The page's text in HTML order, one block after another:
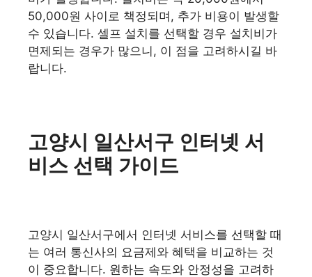
50,000원 사이로 책정되며, 추가 비용이 발생할
수 있습니다. 셀프 설치를 선택할 경우 설치비가
면제되는 경우가 많으니, 이 점을 고려하시길 바
랍니다.
고양시 일산서구 인터넷 서
비스 선택 가이드
고양시 일산서구에서 인터넷 서비스를 선택할 때
는 여러 통신사의 요금제와 혜택을 비교하는 것
이 중요합니다. 원하는 속도와 안정성을 고려하